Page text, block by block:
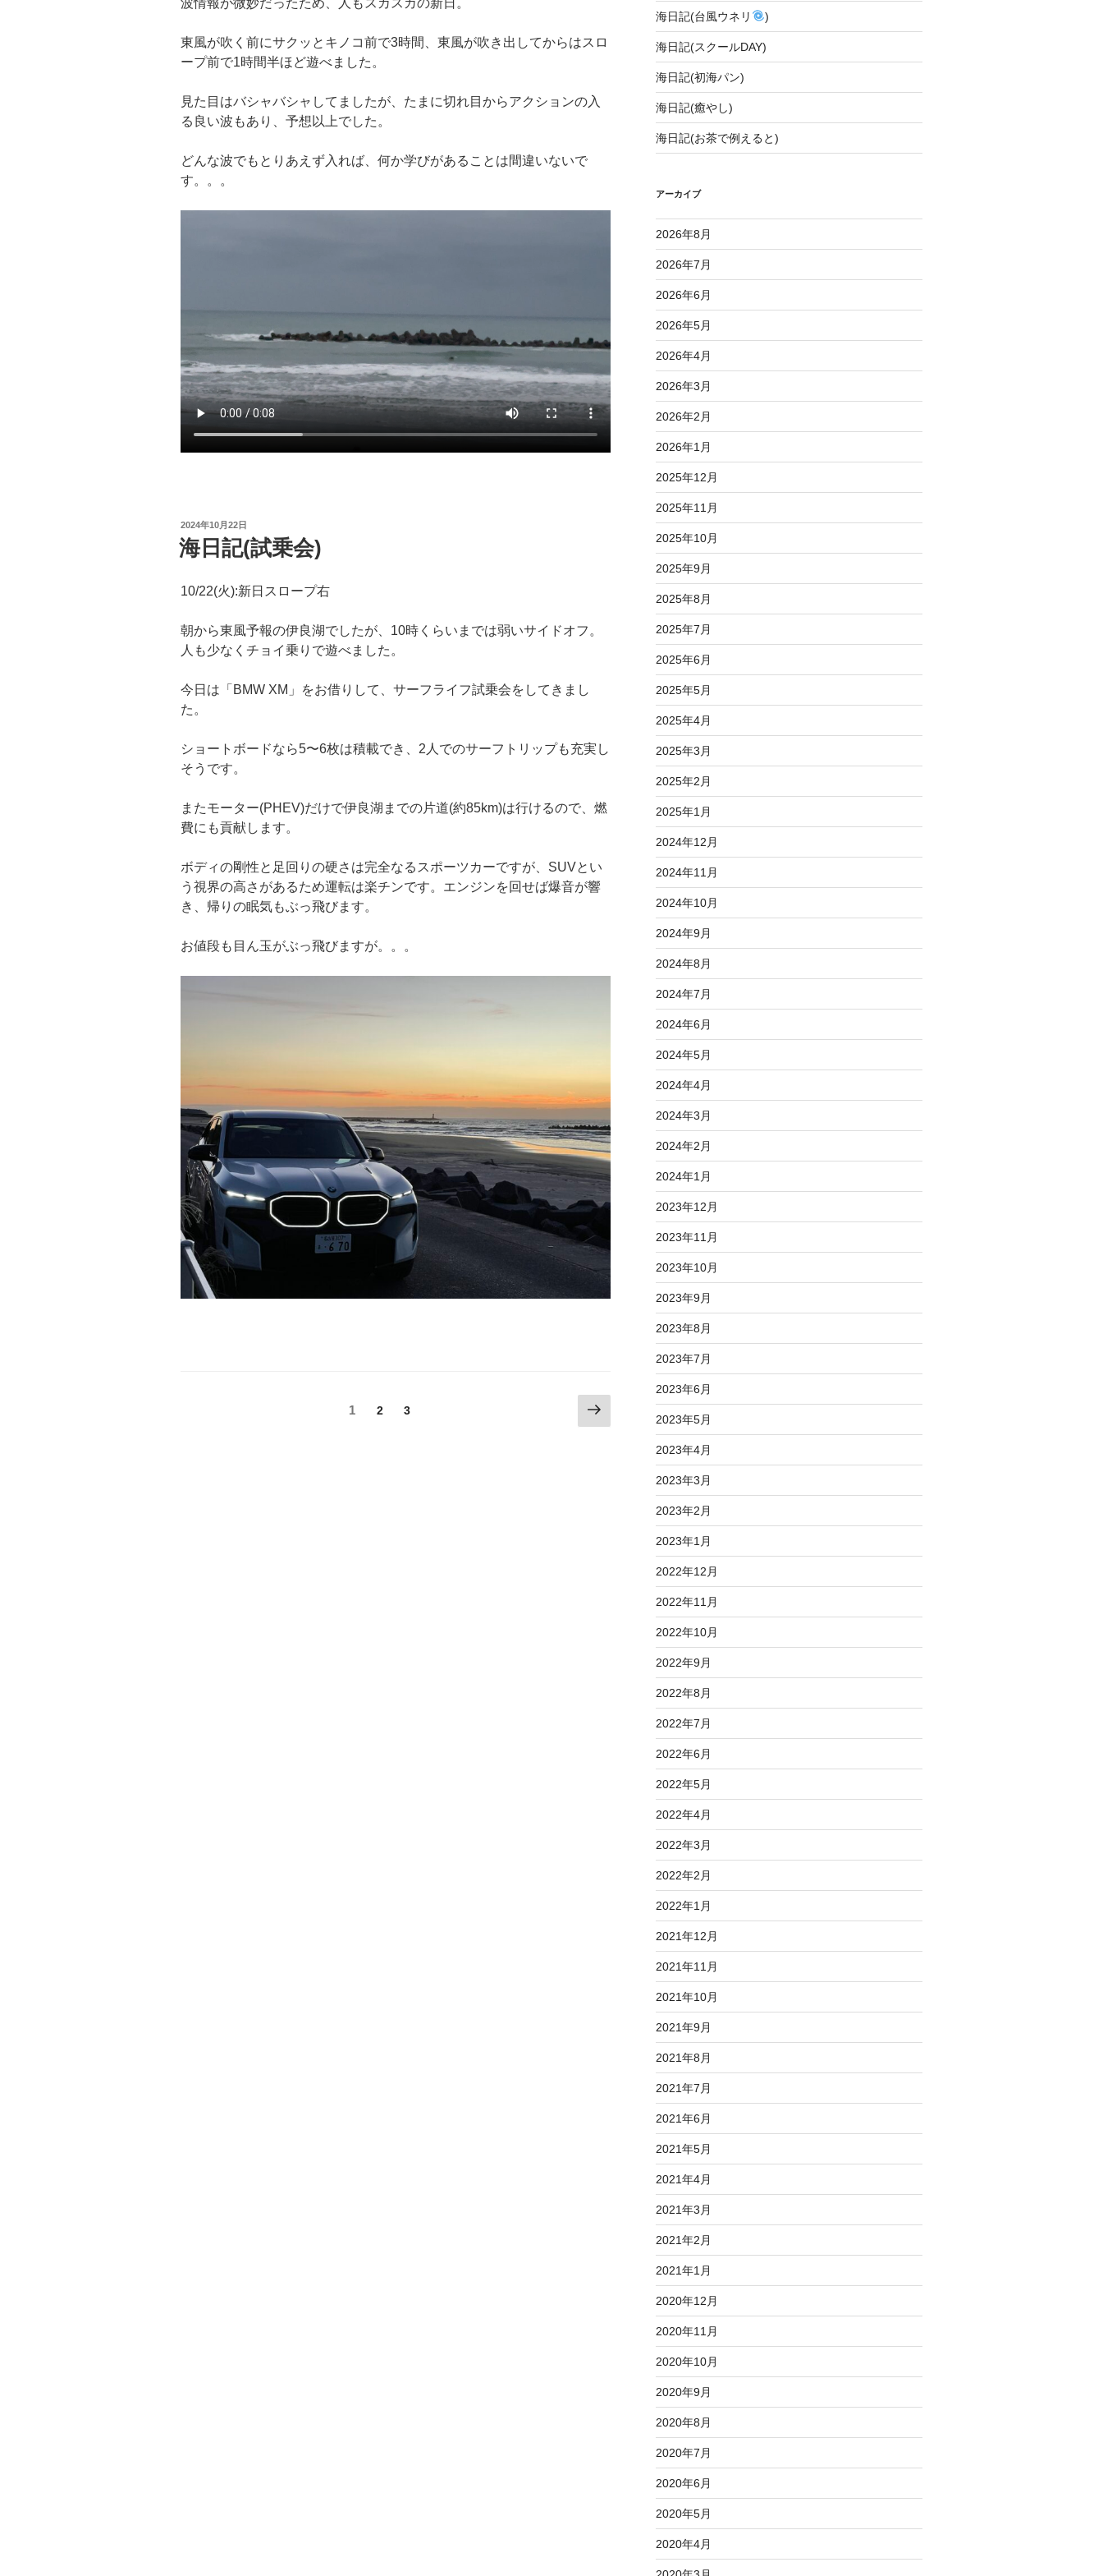
東風が吹く前にサクッとキノコ前で3時間、東風が吹き出してからはスロ
ープ前で1時間半ほど遊べました。
見た目はバシャバシャしてましたが、たまに切れ目からアクションの入
る良い波もあり、予想以上でした。
どんな波でもとりあえず入れば、何か学びがあることは間違いないで
す。。。
投
稿
日:
2024年10月22日
海日記(試乗会)
10/22(火):新日スロープ右
朝から東風予報の伊良湖でしたが、10時くらいまでは弱いサイドオフ。
人も少なくチョイ乗りで遊べました。
今日は「BMW XM」をお借りして、サーフライフ試乗会をしてきまし
た。
ショートボードなら5〜6枚は積載でき、2人でのサーフトリップも充実し
そうです。
またモーター(PHEV)だけで伊良湖までの片道(約85km)は行けるので、燃
費にも貢献します。
ボディの剛性と足回りの硬さは完全なるスポーツカーですが、SUVとい
う視界の高さがあるため運転は楽チンです。エンジンを回せば爆音が響
き、帰りの眠気もぶっ飛びます。
お値段も目ん玉がぶっ飛びますが。。。
固
1
固
2
固
3
次
の
海日記(台風ウネリ )
海日記(スクールDAY)
海日記(初海パン)
海日記(癒やし)
海日記(お茶で例えると)
アーカイブ
2026年8月
2026年7月
2026年6月
2026年5月
2026年4月
2026年3月
2026年2月
2026年1月
2025年12月
2025年11月
2025年10月
2025年9月
2025年8月
2025年7月
2025年6月
2025年5月
2025年4月
2025年3月
2025年2月
2025年1月
2024年12月
2024年11月
2024年10月
2024年9月
2024年8月
2024年7月
2024年6月
2024年5月
2024年4月
2024年3月
2024年2月
2024年1月
2023年12月
2023年11月
2023年10月
2023年9月
2023年8月
2023年7月
2023年6月
2023年5月
2023年4月
2023年3月
2023年2月
2023年1月
2022年12月
2022年11月
2022年10月
2022年9月
2022年8月
2022年7月
2022年6月
2022年5月
2022年4月
2022年3月
2022年2月
2022年1月
2021年12月
2021年11月
2021年10月
2021年9月
2021年8月
2021年7月
2021年6月
2021年5月
2021年4月
2021年3月
2021年2月
2021年1月
2020年12月
2020年11月
2020年10月
2020年9月
2020年8月
2020年7月
2020年6月
2020年5月
2020年4月